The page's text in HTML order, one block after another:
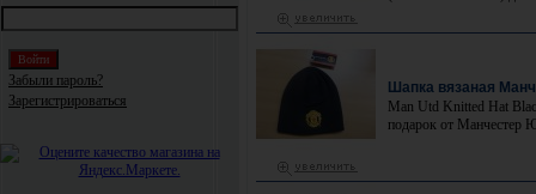
Забыли пароль?
Зарегистрироваться
Шапка вязаная
Man Utd Knitted Hat
подарок от Манчестер